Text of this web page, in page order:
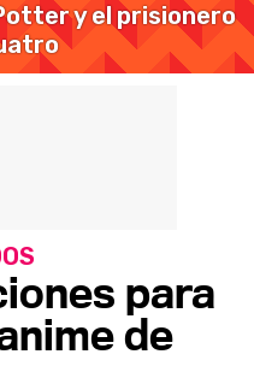
y el prisionero
para
de